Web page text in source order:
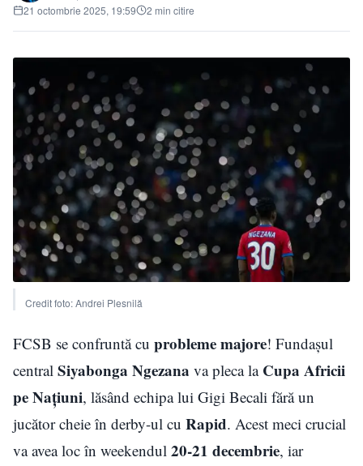
21 octombrie 2025, 19:59
2 min citire
Credit foto: Andrei Plesnilă
FCSB se confruntă cu probleme majore! Fundașul
central Siyabonga Ngezana va pleca la Cupa Africii
pe Națiuni, lăsând echipa lui Gigi Becali fără un
jucător cheie în derby-ul cu Rapid. Acest meci crucial
va avea loc în weekendul 20-21 decembrie, iar